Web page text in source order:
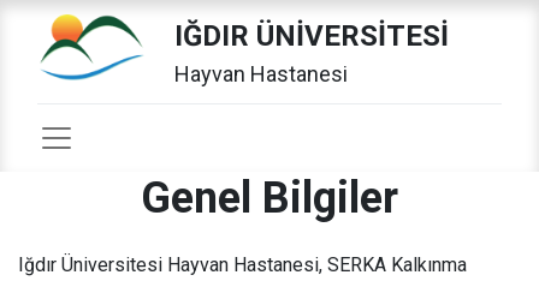
IĞDIR ÜNİVERSİTESİ
Hayvan Hastanesi
Genel Bilgiler
Iğdır Üniversitesi Hayvan Hastanesi, SERKA Kalkınma